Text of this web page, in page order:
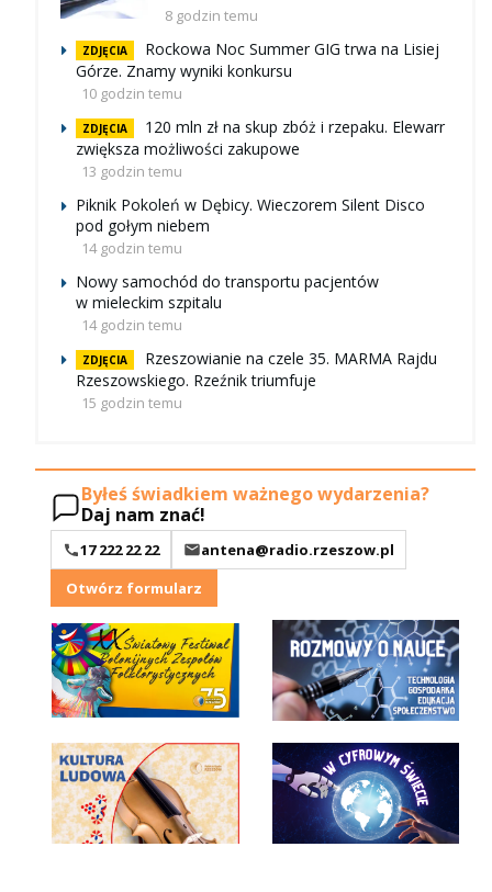
8 godzin temu
ZDJĘCIA
Rockowa Noc Summer GIG trwa na Lisiej
Górze. Znamy wyniki konkursu
10 godzin temu
ZDJĘCIA
120 mln zł na skup zbóż i rzepaku. Elewarr
zwiększa możliwości zakupowe
13 godzin temu
Piknik Pokoleń w Dębicy. Wieczorem Silent Disco
pod gołym niebem
14 godzin temu
Nowy samochód do transportu pacjentów
w mieleckim szpitalu
14 godzin temu
ZDJĘCIA
Rzeszowianie na czele 35. MARMA Rajdu
Rzeszowskiego. Rzeźnik triumfuje
15 godzin temu
Byłeś świadkiem ważnego wydarzenia?
Daj nam znać!
17 222 22 22
antena@radio.rzeszow.pl
Otwórz formularz